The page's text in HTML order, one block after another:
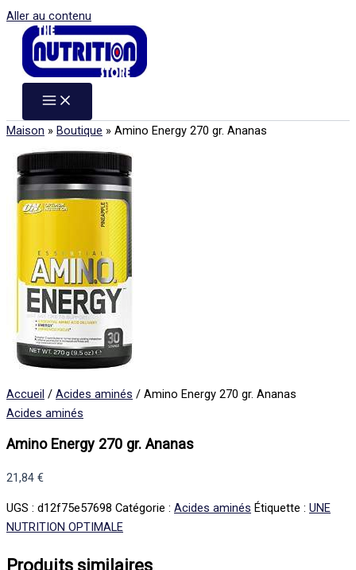
Aller au contenu
Maison » Boutique » Amino Energy 270 gr. Ananas
Accueil / Acides aminés / Amino Energy 270 gr. Ananas
Acides aminés
Amino Energy 270 gr. Ananas
21,84 €
UGS : d12f75e57698 Catégorie : Acides aminés Étiquette : UNE
NUTRITION OPTIMALE
Produits similaires